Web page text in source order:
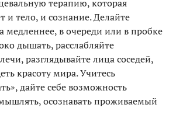
терапию, которая
и тело, и сознание. Делайте
медленнее, в очереди или в пробке
дышать, расслабляйте
разглядывайте лица соседей,
красоту мира. Учитесь
дайте себе возможность
осознавать проживаемый